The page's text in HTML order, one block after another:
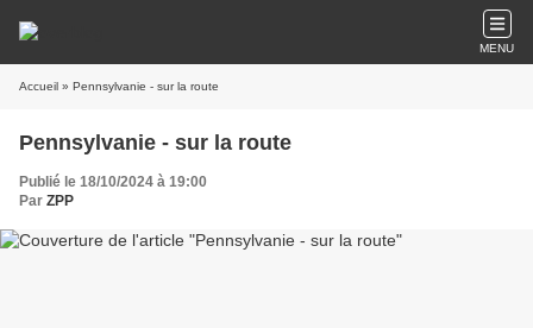
MENU
Accueil » Pennsylvanie - sur la route
Pennsylvanie - sur la route
Publié le 18/10/2024 à 19:00
Par ZPP